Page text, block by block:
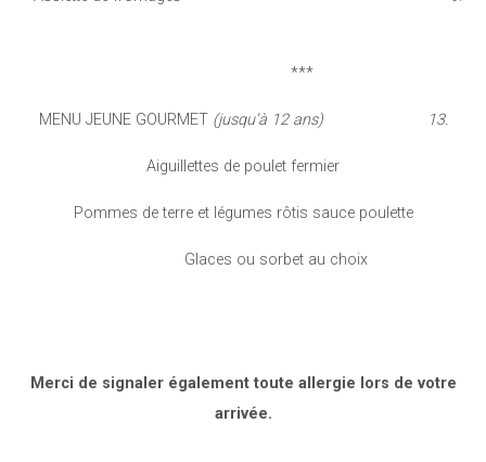
***
MENU JEUNE GOURMET (jusqu’à 12 ans) 13.
Aiguillettes de poulet fermier
Pommes de terre et légumes rôtis sauce poulette
Glaces ou sorbet au choix
Merci de signaler également toute allergie lors de votre
arrivée.